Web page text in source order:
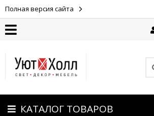
Полная версия сайта
Оплата
Доставка
КАТАЛОГ ТОВАРОВ